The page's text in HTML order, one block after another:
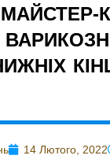
МАЙСТЕР-
14 Лютого, 2022